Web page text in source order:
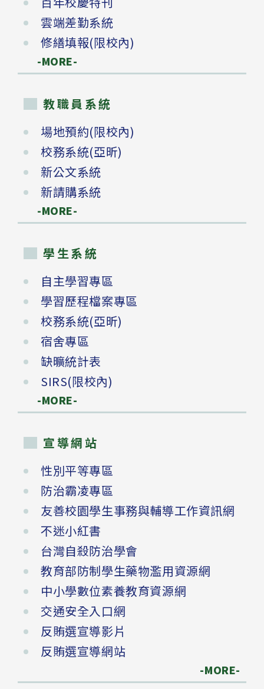
雲端差勤系統
修繕填報(限校內)
-MORE-
教職員系統
場地預約(限校內)
校務系統(亞昕)
新公文系統
新請購系統
-MORE-
學生系統
自主學習專區
學習歷程檔案專區
校務系統(亞昕)
宿舍專區
缺曠統計表
SIRS(限校內)
-MORE-
宣導網站
性別平等專區
防治霸凌專區
友善校園學生事務與輔導工作資訊網
不迷小紅書
台灣自殺防治學會
教育部防制學生藥物濫用資源網
中小學數位素養教育資源網
交通安全入口網
反賄選宣導影片
反賄選宣導網站
-MORE-